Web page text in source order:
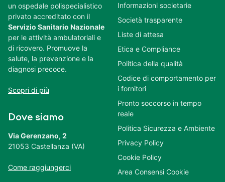
un ospedale polispecialistico
privato accreditato con il
Servizio Sanitario Nazionale
per le attività ambulatoriali e
di ricovero. Promuove la
salute, la prevenzione e la
diagnosi precoce.
Scopri di più
Dove siamo
Via Gerenzano, 2
21053 Castellanza (VA)
Come raggiungerci
Informazioni societarie
Società trasparente
Liste di attesa
Etica e Compliance
Politica della qualità
Codice di comportamento per
i fornitori
Pronto soccorso in tempo
reale
Politica Sicurezza e Ambiente
Privacy Policy
Cookie Policy
Area Consensi Cookie